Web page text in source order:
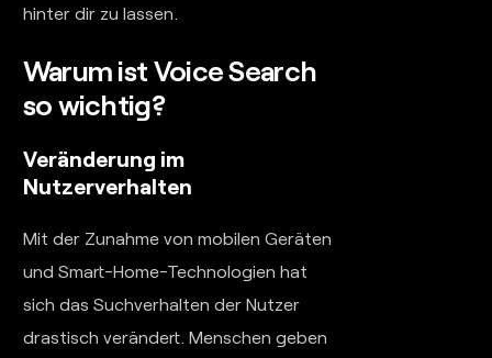
hinter dir zu lassen.
Warum ist Voice Search
so wichtig?
Veränderung im
Nutzerverhalten
Mit der Zunahme von mobilen Geräten
und Smart-Home-Technologien hat
sich das Suchverhalten der Nutzer
drastisch verändert. Menschen geben